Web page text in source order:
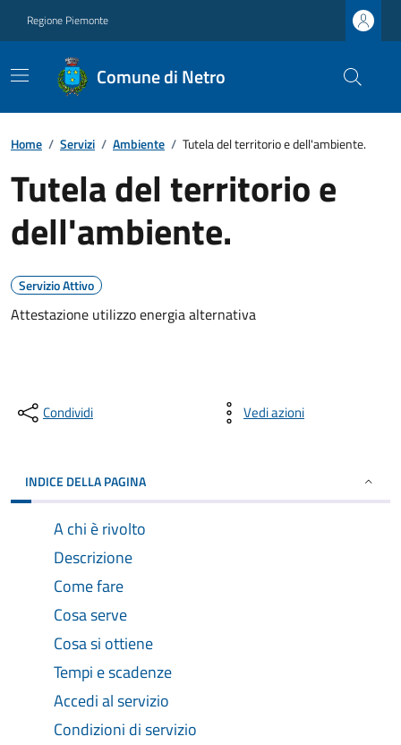
Regione Piemonte
Comune di Netro
Home / Servizi / Ambiente / Tutela del territorio e dell'ambiente.
Tutela del territorio e
dell'ambiente.
Servizio Attivo
Attestazione utilizzo energia alternativa
Condividi Vedi azioni
INDICE DELLA PAGINA
A chi è rivolto
Descrizione
Come fare
Cosa serve
Cosa si ottiene
Tempi e scadenze
Accedi al servizio
Condizioni di servizio